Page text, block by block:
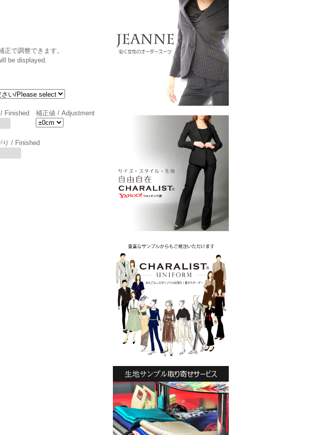
で調整できます。
be displayed.
Finished 補正値 / Adjustment
り / Finished